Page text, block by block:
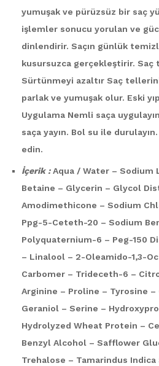
yumuşak ve pürüzsüz bir saç
işlemler sonucu yorulan ve
dinlendirir. Saçın günlük
kusursuzca gerçekleştirir.
Sürtünmeyi azaltır Saç
parlak ve yumuşak olur. Eski
Uygulama Nemli saça
saça yayın. Bol su ile
edin.
İçerik :Aqua / Water – Sodium
Betaine – Glycerin – Glycol
Amodimethicone – Sodium
Ppg-5-Ceteth-20 – Sodium
Polyquaternium-6 – Peg-150
– Linalool – 2-Oleamido-1,3-
Carbomer – Trideceth-6 –
Arginine – Proline – Tyrosine –
Geraniol – Serine –
Hydrolyzed Wheat Protein –
Benzyl Alcohol – Safflower
Trehalose – Tamarindus